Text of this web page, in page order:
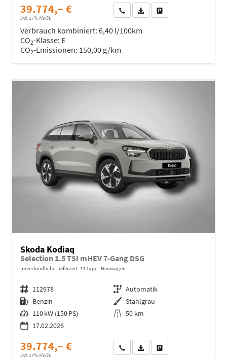
39.774,– €
incl. 17% MwSt.
Wir rufen Sie anFahrzeugexposé (PDF)
Verbrauch kombiniert: 6,40 l/100km
CO2-Klasse: E
CO2-Emissionen: 150,00 g/km
Skoda Kodiaq
Selection 1.5 TSI mHEV 7-Gang DSG
unverbindliche Lieferzeit: 14 Tage Neuwagen
Fahrzeugnr. 112978 Getriebe Automatik
Kraftstoff Benzin Außenfarbe Stahlgrau
Leistung 110 kW (150 PS) Kilometerstand 50 km
17.02.2026
39.774,– €
incl. 17% MwSt.
Wir rufen Sie anFahrzeugexposé (PDF)